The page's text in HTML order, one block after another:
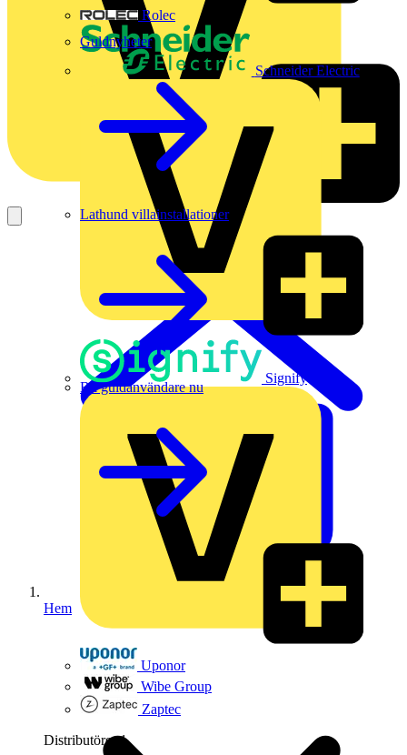
Rolec
Schneider Electric
Signify
Uponor
Wibe Group
Zaptec
Distributörer 1
Guldnyheter
Lathund villainstallationer
Bli guldanvändare nu
Hem